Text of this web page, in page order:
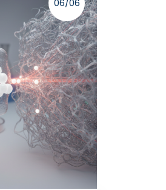
06/06